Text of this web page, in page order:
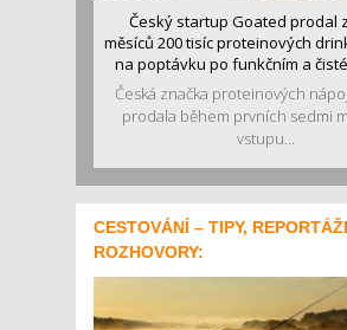
Český startup Goated prodal
měsíců 200 tisíc proteinových
na poptávku po funkčním a
Česká značka proteinových
prodala během prvních sedmi
vstupu...
CESTOVÁNÍ – TIPY,
ROZHOVORY: